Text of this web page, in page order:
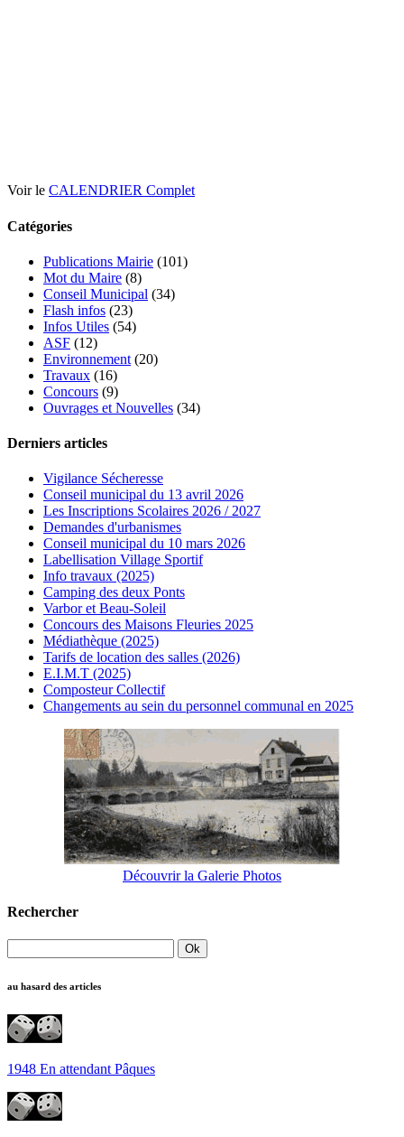
Voir le CALENDRIER Complet
Catégories
Publications Mairie (101)
Mot du Maire (8)
Conseil Municipal (34)
Flash infos (23)
Infos Utiles (54)
ASF (12)
Environnement (20)
Travaux (16)
Concours (9)
Ouvrages et Nouvelles (34)
Derniers articles
Vigilance Sécheresse
Conseil municipal du 13 avril 2026
Les Inscriptions Scolaires 2026 / 2027
Demandes d'urbanismes
Conseil municipal du 10 mars 2026
Labellisation Village Sportif
Info travaux (2025)
Camping des deux Ponts
Varbor et Beau-Soleil
Concours des Maisons Fleuries 2025
Médiathèque (2025)
Tarifs de location des salles (2026)
E.I.M.T (2025)
Composteur Collectif
Changements au sein du personnel communal en 2025
Découvrir la Galerie Photos
Rechercher
au hasard des articles
1948 En attendant Pâques